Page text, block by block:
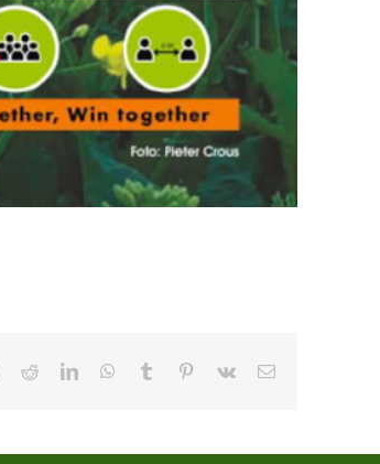
RedditLinkedInWhatsApp
Tumblr Pinterest
Vk Email